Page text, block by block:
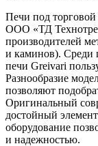
Печи под
ООО «ТД
производителей
и каминов). Среди
печи Greivari
Разнообразие
позволяют
Оригинальный
достойный
оборудование
и надежностью.